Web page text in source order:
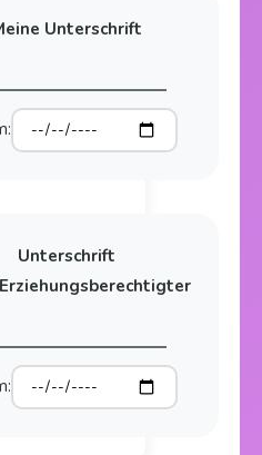
Unterschrift
Unterschrift